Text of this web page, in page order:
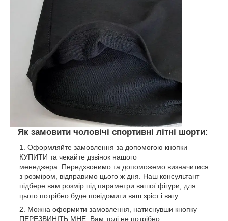
Як замовити чоловічі спортивні літні шорти:
Оформляйте замовлення за допомогою кнопки
КУПИТИ та чекайте дзвінок нашого
менеджера. Передзвонимо та допоможемо визначитися
з розміром, відправимо цього ж дня. Наш консультант
підбере вам розмір під параметри вашої фігури, для
цього потрібно буде повідомити ваш зріст і вагу.
Можна оформити замовлення, натиснувши кнопку
ПЕРЕЗВИНІТЬ МНЕ. Вам тоді не потрібно